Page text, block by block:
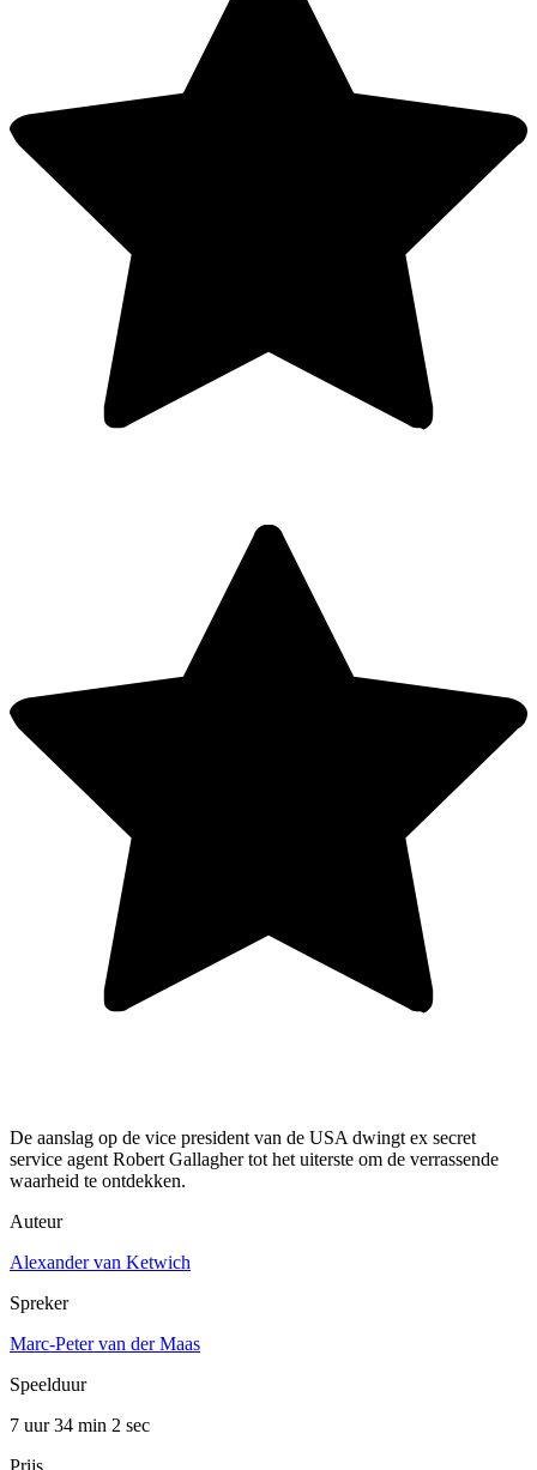
De aanslag op de vice president van de USA dwingt ex secret
service agent Robert Gallagher tot het uiterste om de verrassende
waarheid te ontdekken.
Auteur
Alexander van Ketwich
Spreker
Marc-Peter van der Maas
Speelduur
7 uur 34 min 2 sec
Prijs